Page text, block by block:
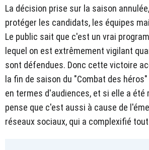
La décision prise sur la saison
protéger les candidats, les équipes
Le public sait que c'est un vrai
lequel on est extrêmement vigilant
sont défendues. Donc cette victoire
la fin de saison du "Combat des
en termes d'audiences, et si elle a été
pense que c'est aussi à cause de
réseaux sociaux, qui a complexifié